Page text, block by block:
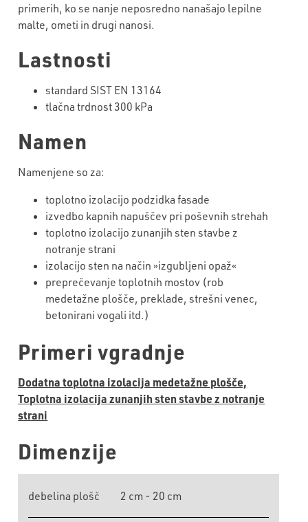
primerih, ko se nanje neposredno nanašajo lepilne
malte, ometi in drugi nanosi.
Lastnosti
standard SIST EN 13164
tlačna trdnost 300 kPa
Namen
Namenjene so za:
toplotno izolacijo podzidka fasade
izvedbo kapnih napuščev pri poševnih strehah
toplotno izolacijo zunanjih sten stavbe z
notranje strani
izolacijo sten na način »izgubljeni opaž«
preprečevanje toplotnih mostov (rob
medetažne plošče, preklade, strešni venec,
betonirani vogali itd.)
Primeri vgradnje
Dodatna toplotna izolacija medetažne plošče,
Toplotna izolacija zunanjih sten stavbe z notranje
strani
Dimenzije
debelina plošč 2 cm - 20 cm